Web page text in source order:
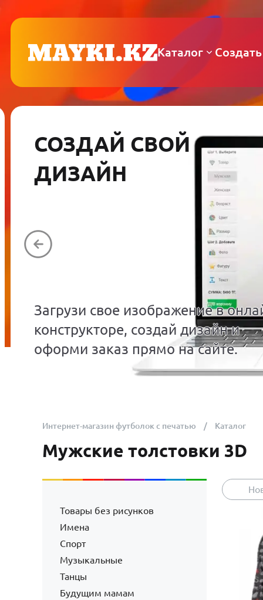
Каталог
СОЗДАЙ СВОЙ
ДИЗАЙН
Загрузи свое изображение в
конструкторе, создай дизайн и
оформи заказ прямо на сайте.
Интернет-магазин футболок с печатью Каталог
Мужские толстовки 3D
Товары без рисунков
Имена
Спорт
Музыкальные
Танцы
Будущим мамам